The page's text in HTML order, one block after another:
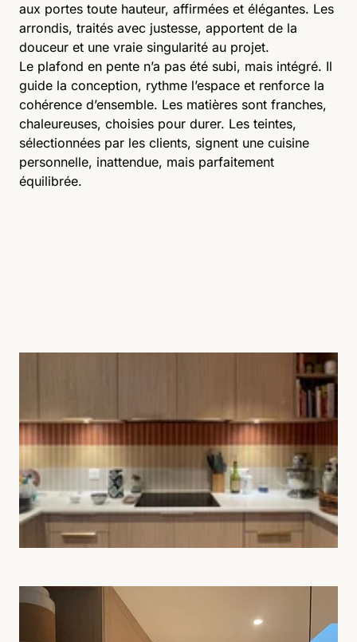
aux portes toute hauteur, affirmées et élégantes. Les
arrondis, traités avec justesse, apportent de la
douceur et une vraie singularité au projet.
Le plafond en pente n’a pas été subi, mais intégré. Il
guide la conception, rythme l’espace et renforce la
cohérence d’ensemble. Les matières sont franches,
chaleureuses, choisies pour durer. Les teintes,
sélectionnées par les clients, signent une cuisine
personnelle, inattendue, mais parfaitement
équilibrée.